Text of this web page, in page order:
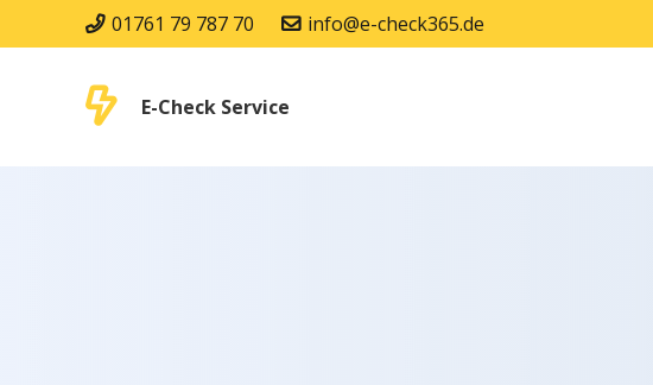
01761 79 787 70 info@e-check365.de
E-Check Service